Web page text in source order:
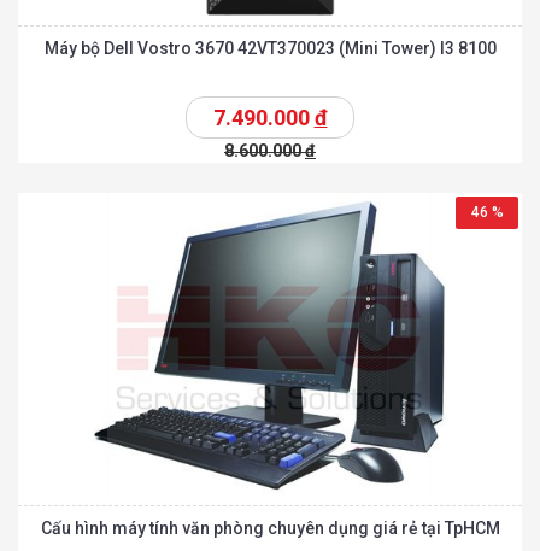
Máy bộ Dell Vostro 3670 42VT370023 (Mini Tower) I3 8100
7.490.000đ
8.600.000đ
46 %
Cấu hình máy tính văn phòng chuyên dụng giá rẻ tại TpHCM